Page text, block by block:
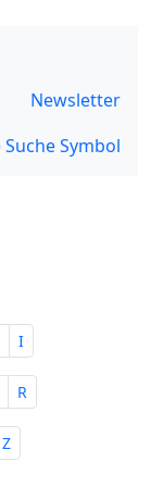
Newsletter
I
R
Z